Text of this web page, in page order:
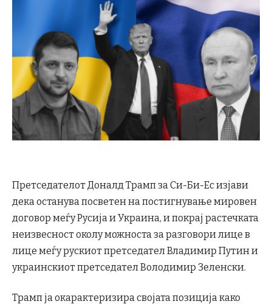
Претседателот Доналд Трамп за Си-Би-Ес изјави
дека останува посветен на постигнување мировен
договор меѓу Русија и Украина, и покрај растечката
неизвесност околу можноста за разговори лице в
лице меѓу рускиот претседател Владимир Путин и
украинскиот претседател Володимир Зеленски.
Трамп ја окарактеризира својата позиција како